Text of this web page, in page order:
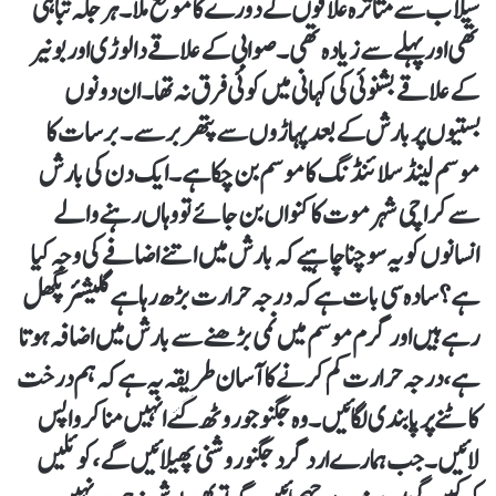
سیلاب سے متاثرہ علاقوں کے دورے کا موقع ملا ۔ ہر جگہ تباہی
تھی اور پہلے سے زیادہ تھی ۔ صوابی کے علاقے دالوڑی اور بونیر
کے علاقے بشنوئی کی کہانی میں کوئی فرق نہ تھا۔ ان دونوں
بستیوں پر بارش کے بعد پہاڑوں سے پتھر برسے ۔ برسات کا
موسم لینڈ سلائنڈنگ کا موسم بن چکاہے ۔ ایک دن کی بارش
سے کراچی شہر موت کا کنواں بن جائے تو وہاں رہنے والے
انسانوں کو یہ سوچنا چاہیے کہ بارش میں اتنے اضافے کی وجہ کیا
ہے ؟ سادہ سی بات ہے کہ درجہ حرارت بڑھ رہا ہے گلیشئر پگھل
رہے ہیں اور گرم موسم میں نمی بڑھنے سے بارش میں اضافہ ہوتا
ہے، درجہ حرارت کم کرنے کا آسان طریقہ یہ ہے کہ ہم درخت
کاٹنے پر پابندی لگائیں ۔ وہ جگنو جو روٹھ گئے انہیں منا کر واپس
لائیں ۔ جب ہمارے ارد گرد جگنو روشنی پھیلائیں گے ، کوئلیں